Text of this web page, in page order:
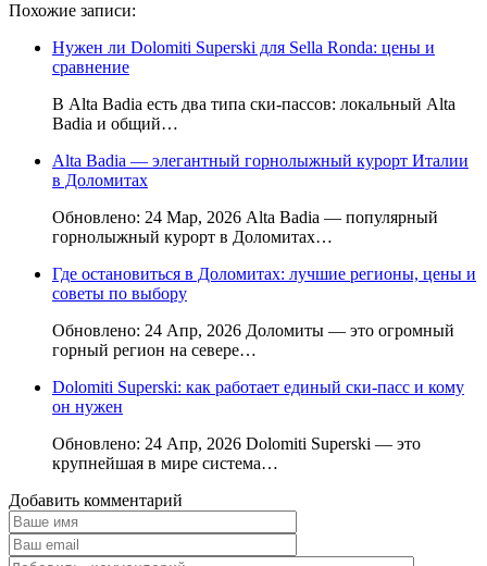
Похожие записи:
Нужен ли Dolomiti Superski для Sella Ronda: цены и
сравнение
В Alta Badia есть два типа ски-пассов: локальный Alta
Badia и общий…
Alta Badia — элегантный горнолыжный курорт Италии
в Доломитах
Обновлено: 24 Мар, 2026 Alta Badia — популярный
горнолыжный курорт в Доломитах…
Где остановиться в Доломитах: лучшие регионы, цены и
советы по выбору
Обновлено: 24 Апр, 2026 Доломиты — это огромный
горный регион на севере…
Dolomiti Superski: как работает единый ски-пасс и кому
он нужен
Обновлено: 24 Апр, 2026 Dolomiti Superski — это
крупнейшая в мире система…
Добавить комментарий